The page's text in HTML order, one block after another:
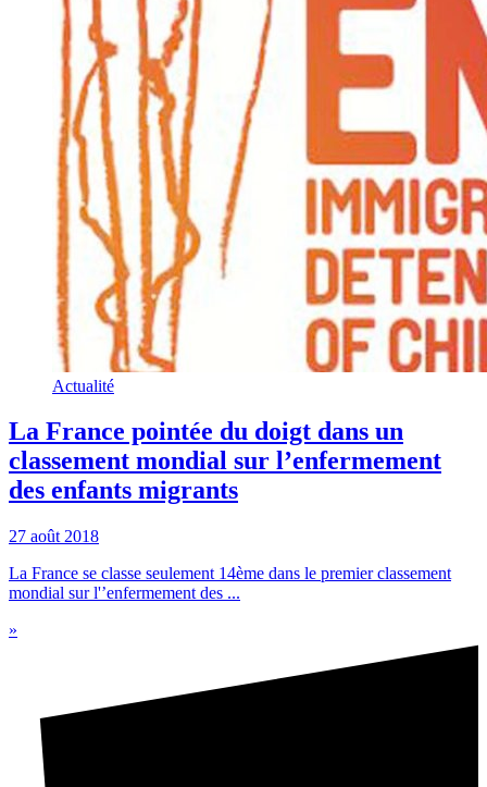
Actualité
La France pointée du doigt dans un
classement mondial sur l’enfermement
des enfants migrants
27 août 2018
La France se classe seulement 14ème dans le premier classement
mondial sur l'’enfermement des ...
»